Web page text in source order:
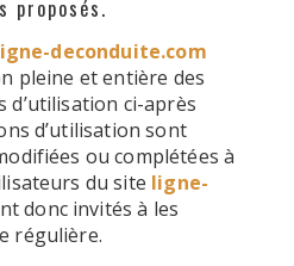
proposés.
deconduite.com
pleine et entière des
d’utilisation ci-après
d’utilisation sont
ou complétées à
du site ligne-
donc invités à les
régulière.